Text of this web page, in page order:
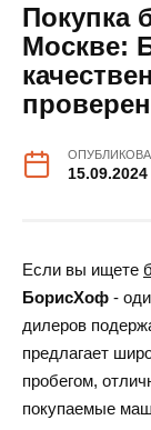
Покупка
Москве:
15.09.2024
Если вы ищете
БорисХоф -
дилеров
предлагает
пробегом,
покупаемые